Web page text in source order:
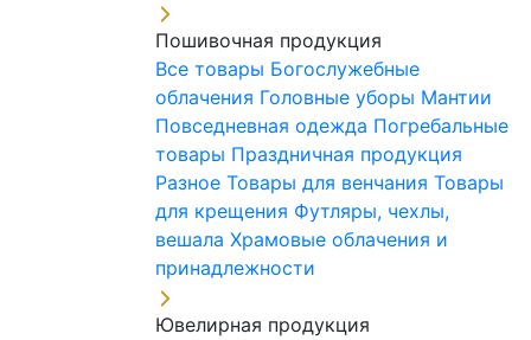
Пошивочная продукция
Все товары Богослужебные
облачения Головные уборы Мантии
Повседневная одежда Погребальные
товары Праздничная продукция
Разное Товары для венчания Товары
для крещения Футляры, чехлы,
вешала Храмовые облачения и
принадлежности
Ювелирная продукция